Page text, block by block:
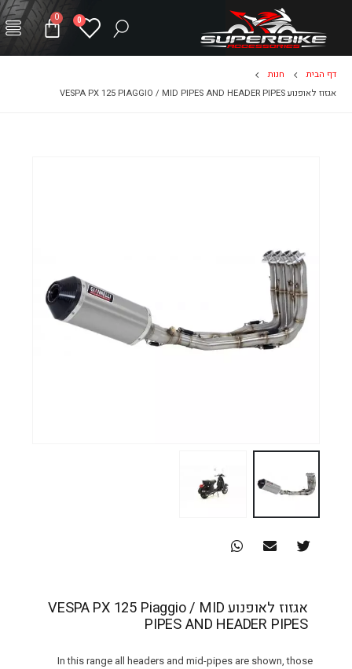
0
0
דף הבית
חנות
אגזוז לאופנוע VESPA PX 125 PIAGGIO / MID PIPES AND HEADER PIPES
אגזוז לאופנוע VESPA PX 125 Piaggio / MID
PIPES AND HEADER PIPES
In this range all headers and mid-pipes are shown, those